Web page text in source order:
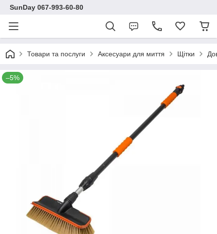
SunDay 067-993-60-80
Товари та послуги Аксесуари для миття Щітки
–5%